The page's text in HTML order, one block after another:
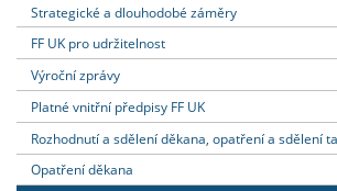
Strategické a dlouhodobé záměry
FF UK pro udržitelnost
Výroční zprávy
Platné vnitřní předpisy FF UK
Rozhodnutí a sdělení děkana, opatření a sdělení
Opatření děkana